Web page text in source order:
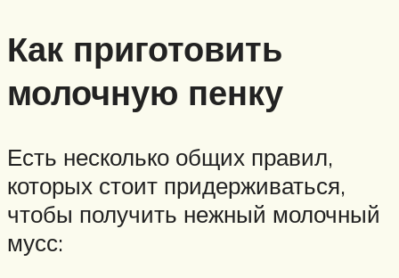
Как приготовить
молочную пенку
Есть несколько общих правил,
которых стоит придерживаться,
чтобы получить нежный молочный
мусс: